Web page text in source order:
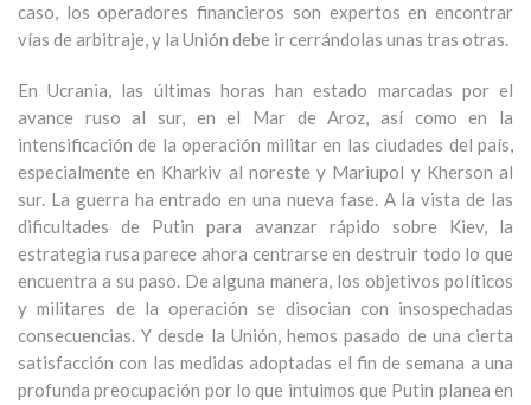
caso, los operadores financieros son expertos en encontrar
vías de arbitraje, y la Unión debe ir cerrándolas unas tras otras.
En Ucrania, las últimas horas han estado marcadas por el
avance ruso al sur, en el Mar de Aroz, así como en la
intensificación de la operación militar en las ciudades del país,
especialmente en Kharkiv al noreste y Mariupol y Kherson al
sur. La guerra ha entrado en una nueva fase. A la vista de las
dificultades de Putin para avanzar rápido sobre Kiev, la
estrategia rusa parece ahora centrarse en destruir todo lo que
encuentra a su paso. De alguna manera, los objetivos políticos
y militares de la operación se disocian con insospechadas
consecuencias. Y desde la Unión, hemos pasado de una cierta
satisfacción con las medidas adoptadas el fin de semana a una
profunda preocupación por lo que intuimos que Putin planea en